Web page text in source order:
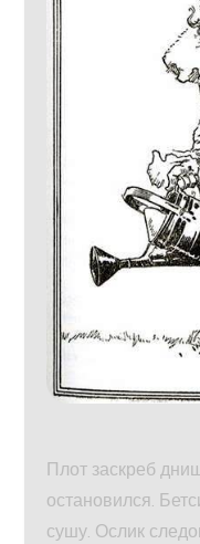
Плот заскреб
остановился.
сушу. Ослик